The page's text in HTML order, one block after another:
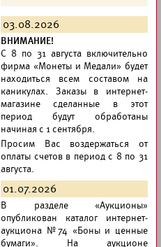
03.08.2026
ВНИМАНИЕ!
C 8 по 31 августа включительно
фирма «Монеты и Медали» будет
находиться всем составом на
каникулах. Заказы в интернет-
магазине сделанные в этот
период будут обработаны
начиная с 1 сентября.
Просим Вас воздержаться от
оплаты счетов в период с 8 по 31
августа.
01.07.2026
В разделе «Аукционы»
опубликован каталог интернет-
аукциона №74 «Боны и ценные
бумаги». На аукционе